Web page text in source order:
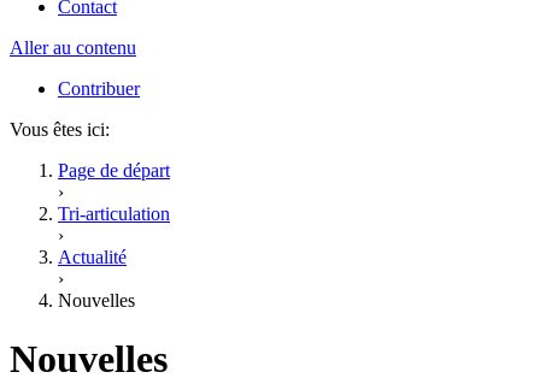
Contact
Aller au contenu
Contribuer
Vous êtes ici:
Page de départ
›
Tri-articulation
›
Actualité
›
Nouvelles
Nouvelles